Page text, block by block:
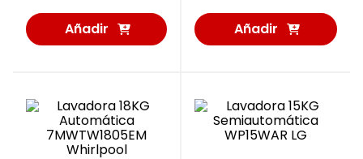
Añadir
al
Añadir
al